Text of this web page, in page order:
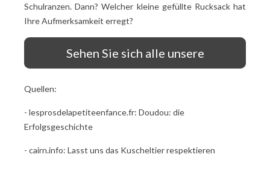
Schulranzen. Dann? Welcher kleine gefüllte Rucksack hat
Ihre Aufmerksamkeit erregt?
Sehen Sie sich alle unsere
Quellen:
- lesprosdelapetiteenfance.fr: Doudou: die
Erfolgsgeschichte
- cairn.info: Lasst uns das Kuscheltier respektieren